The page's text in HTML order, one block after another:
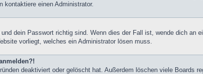
kontaktiere einen Administrator.
dein Passwort richtig sind. Wenn dies der Fall ist, wende dich an
vorliegt, welches ein Administrator lösen muss.
deaktiviert oder gelöscht hat. Außerdem löschen viele Boards